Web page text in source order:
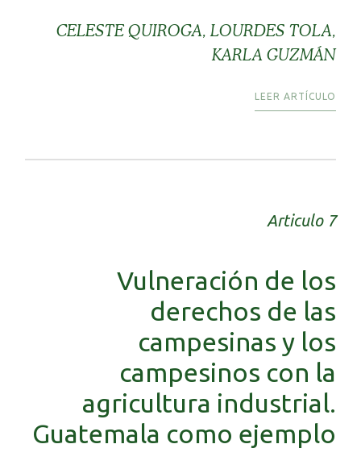
CELESTE QUIROGA, LOURDES TOLA,
KARLA GUZMÁN
LEER ARTÍCULO
Articulo 7
Vulneración de los
derechos de las
campesinas y los
campesinos con la
agricultura industrial.
Guatemala como ejemplo